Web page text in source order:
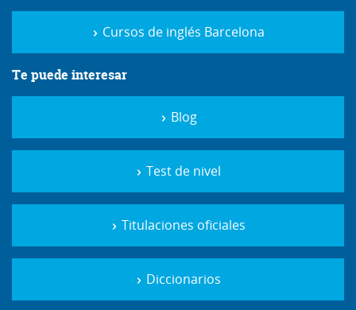
Cursos de inglés Barcelona
Te puede interesar
Blog
Test de nivel
Titulaciones oficiales
Diccionarios